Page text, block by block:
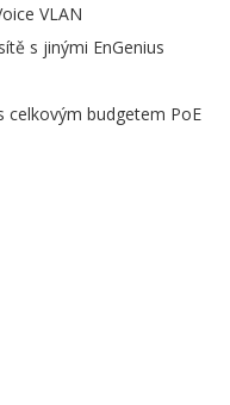
VLAN
s jinými EnGenius
celkovým budgetem PoE